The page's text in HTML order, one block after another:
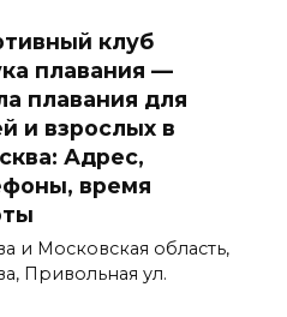
клуб
плавания —
плавания для
и взрослых в
Адрес,
время
и Московская область,
Привольная ул.